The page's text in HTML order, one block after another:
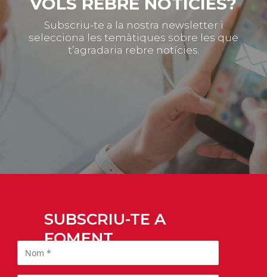
Subscriu-te a la nostra newsletter i
selecciona les temàtiques sobre les que
t’agradaria rebre notícies.
SUBSCRIU-TE A
FOMENT